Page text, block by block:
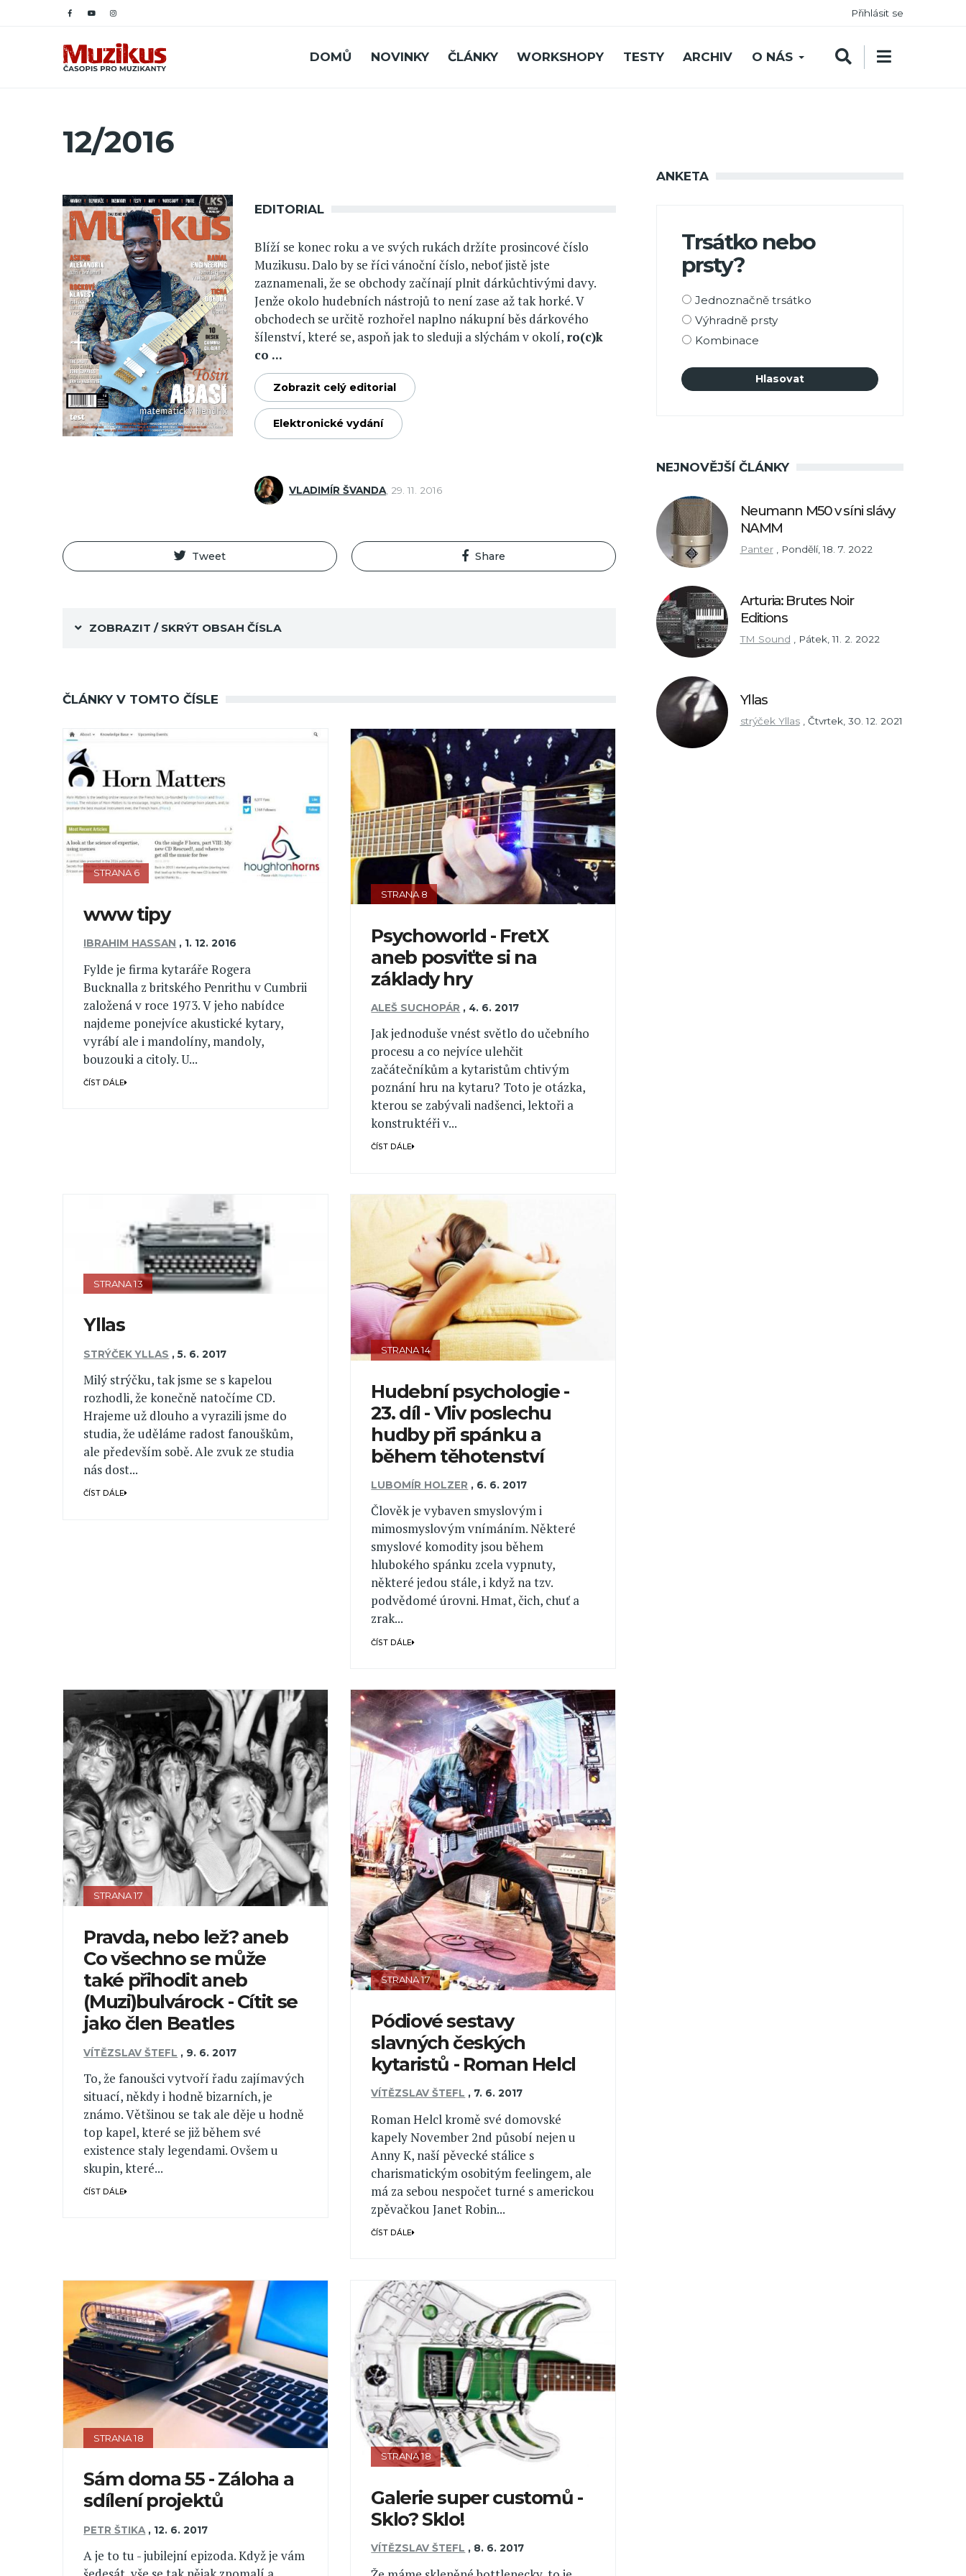
Přihlásit se
DOMŮ NOVINKY ČLÁNKY WORKSHOPY TESTY ARCHIV O NÁS
12/2016
EDITORIAL
Blíží se konec roku a ve svých rukách držíte prosincové číslo
Muzikusu. Dalo by se říci vánoční číslo, neboť jistě jste
zaznamenali, že se obchody začínají plnit dárkůchtivými davy.
Jenže okolo hudebních nástrojů to není zase až tak horké. V
obchodech se určitě rozhořel naplno nákupní běs dárkového
šílenství, které se, aspoň jak to sleduji a slýchám v okolí, ro(c)k
co ...
Zobrazit celý editorial
Elektronické vydání
VLADIMÍR ŠVANDA, 29. 11. 2016
Tweet Share
ZOBRAZIT / SKRÝT OBSAH ČÍSLA
ČLÁNKY V TOMTO ČÍSLE
STRANA 6
www tipy
IBRAHIM HASSAN , 1. 12. 2016
Fylde je firma kytaráře Rogera
Bucknalla z britského Penrithu v Cumbrii
založená v roce 1973. V jeho nabídce
najdeme ponejvíce akustické kytary,
vyrábí ale i mandolíny, mandoly,
bouzouki a citoly. U...
ČÍST DÁLE
STRANA 8
Psychoworld - FretX
aneb posviťte si na
základy hry
ALEŠ SUCHOPÁR , 4. 6. 2017
Jak jednoduše vnést světlo do učebního
procesu a co nejvíce ulehčit
začátečníkům a kytaristům chtivým
poznání hru na kytaru? Toto je otázka,
kterou se zabývali nadšenci, lektoři a
konstruktéři v...
ČÍST DÁLE
STRANA 13
Yllas
STRÝČEK YLLAS ,5. 6. 2017
Milý strýčku, tak jsme se s kapelou
rozhodli, že konečně natočíme CD.
Hrajeme už dlouho a vyrazili jsme do
studia, že uděláme radost fanouškům,
ale především sobě. Ale zvuk ze studia
nás dost...
ČÍST DÁLE
STRANA 14
Hudební psychologie -
23. díl - Vliv poslechu
hudby při spánku a
během těhotenství
LUBOMÍR HOLZER , 6. 6. 2017
Člověk je vybaven smyslovým i
mimosmyslovým vnímáním. Některé
smyslové komodity jsou během
hlubokého spánku zcela vypnuty,
některé jedou stále, i když na tzv.
podvědomé úrovni. Hmat, čich, chuť a
zrak...
ČÍST DÁLE
STRANA 17
Pravda, nebo lež? aneb
Co všechno se může
také přihodit aneb
(Muzi)bulvárock - Cítit se
jako člen Beatles
VÍTĚZSLAV ŠTEFL , 9. 6. 2017
To, že fanoušci vytvoří řadu zajímavých
situací, někdy i hodně bizarních, je
známo. Většinou se tak ale děje u hodně
top kapel, které se již během své
existence staly legendami. Ovšem u
skupin, které...
ČÍST DÁLE
STRANA 17
Pódiové sestavy
slavných českých
kytaristů - Roman Helcl
VÍTĚZSLAV ŠTEFL , 7. 6. 2017
Roman Helcl kromě své domovské
kapely November 2nd působí nejen u
Anny K, naší pěvecké stálice s
charismatickým osobitým feelingem, ale
má za sebou nespočet turné s americkou
zpěvačkou Janet Robin...
ČÍST DÁLE
STRANA 18
Sám doma 55 - Záloha a
sdílení projektů
PETR ŠTIKA , 12. 6. 2017
A je to tu - jubilejní epizoda. Když je vám
STRANA 18
Galerie super customů -
Sklo? Sklo!
VÍTĚZSLAV ŠTEFL , 8. 6. 2017
ANKETA
Trsátko nebo
prsty?
Možnosti
výběru
Jednoznačně trsátko
Výhradně prsty
Kombinace
NEJNOVĚJŠÍ ČLÁNKY
Neumann M50 v síni slávy
NAMM
Panter Pondělí, 18. 7. 2022
Arturia: Brutes Noir
Editions
TM Sound , Pátek, 11. 2. 2022
Yllas
strýček Yllas Čtvrtek, 30. 12. 2021